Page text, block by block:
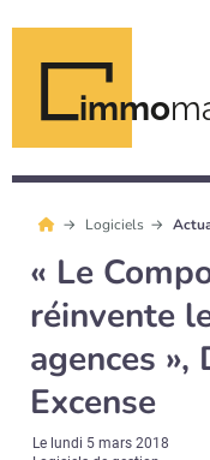
immo
Logiciels
« Le
réinvente
agences »,
Excense
Le lundi 5 mars 2018